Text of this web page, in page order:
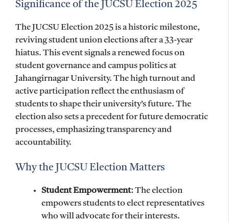
Significance of the JUCSU Election 2025
The JUCSU Election 2025 is a historic milestone,
reviving student union elections after a 33-year
hiatus. This event signals a renewed focus on
student governance and campus politics at
Jahangirnagar University. The high turnout and
active participation reflect the enthusiasm of
students to shape their university’s future. The
election also sets a precedent for future democratic
processes, emphasizing transparency and
accountability.
Why the JUCSU Election Matters
Student Empowerment: The election
empowers students to elect representatives
who will advocate for their interests.